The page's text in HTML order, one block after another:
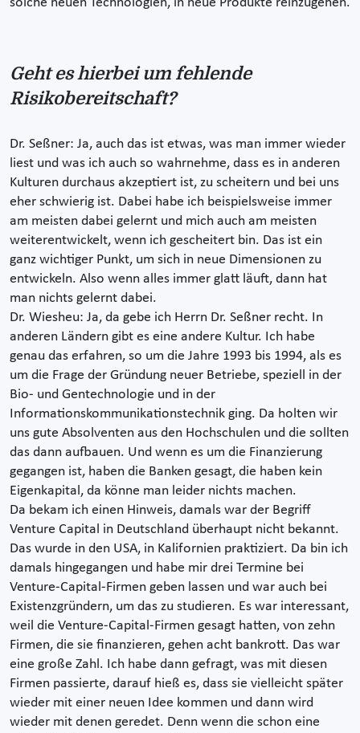
Geht es hierbei um fehlende
Risikobereitschaft?
Dr. Seßner: Ja, auch das ist etwas, was man immer wieder
liest und was ich auch so wahrnehme, dass es in anderen
Kulturen durchaus akzeptiert ist, zu scheitern und bei uns
eher schwierig ist. Dabei habe ich beispielsweise immer
am meisten dabei gelernt und mich auch am meisten
weiterentwickelt, wenn ich gescheitert bin. Das ist ein
ganz wichtiger Punkt, um sich in neue Dimensionen zu
entwickeln. Also wenn alles immer glatt läuft, dann hat
man nichts gelernt dabei.
Dr. Wiesheu: Ja, da gebe ich Herrn Dr. Seßner recht. In
anderen Ländern gibt es eine andere Kultur. Ich habe
genau das erfahren, so um die Jahre 1993 bis 1994, als es
um die Frage der Gründung neuer Betriebe, speziell in der
Bio- und Gentechnologie und in der
Informationskommunikationstechnik ging. Da holten wir
uns gute Absolventen aus den Hochschulen und die sollten
das dann aufbauen. Und wenn es um die Finanzierung
gegangen ist, haben die Banken gesagt, die haben kein
Eigenkapital, da könne man leider nichts machen.
Da bekam ich einen Hinweis, damals war der Begriff
Venture Capital in Deutschland überhaupt nicht bekannt.
Das wurde in den USA, in Kalifornien praktiziert. Da bin ich
damals hingegangen und habe mir drei Termine bei
Venture-Capital-Firmen geben lassen und war auch bei
Existenzgründern, um das zu studieren. Es war interessant,
weil die Venture-Capital-Firmen gesagt hatten, von zehn
Firmen, die sie finanzieren, gehen acht bankrott. Das war
eine große Zahl. Ich habe dann gefragt, was mit diesen
Firmen passierte, darauf hieß es, dass sie vielleicht später
wieder mit einer neuen Idee kommen und dann wird
wieder mit denen geredet. Denn wenn die schon eine